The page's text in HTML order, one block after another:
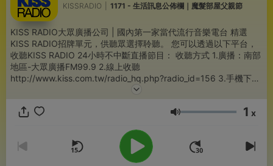
KISSRADIO 1171 - 生活訊息公佈欄｜魔髮部屋父親節
KISS RADIO大眾廣播公司 | 國內第一家當代流行音樂電台 精選
KISS RADIO招牌單元，供聽眾選擇聆聽。 您可以透過以下平台，
收聽KISS RADIO 24小時不中斷直播節目： 收聽方式 1.廣播：南部
地區-大眾廣播FM99.9 2.線上收聽
http://www.kiss.com.tw/radio_hq.php?radio_id=156 3.手機下載
KISS專屬APP Apple：https://goo.gl/TmPAk2 Android：
provided by
音量 1 x